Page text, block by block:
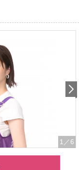
1 ／6